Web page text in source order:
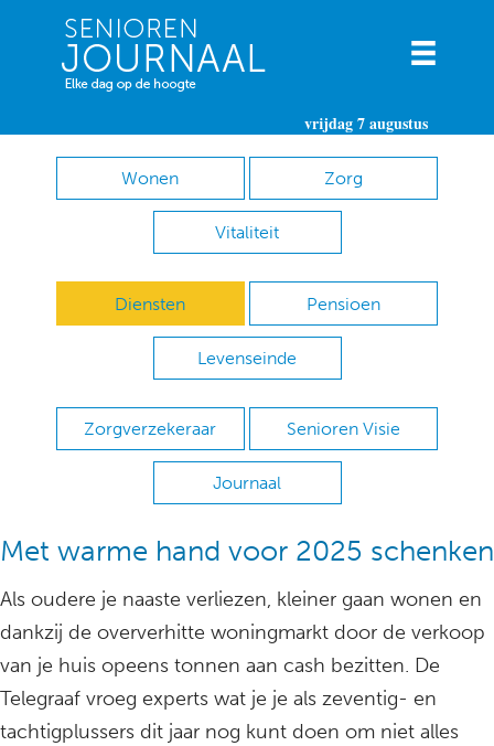
vrijdag 7 augustus
Wonen Zorg
Vitaliteit
Diensten Pensioen
Levenseinde
Zorgverzekeraar Senioren Visie
Journaal
Met warme hand voor 2025 schenken
Als oudere je naaste verliezen, kleiner gaan wonen en
dankzij de oververhitte woningmarkt door de verkoop
van je huis opeens tonnen aan cash bezitten. De
Telegraaf vroeg experts wat je je als zeventig- en
tachtigplussers dit jaar nog kunt doen om niet alles